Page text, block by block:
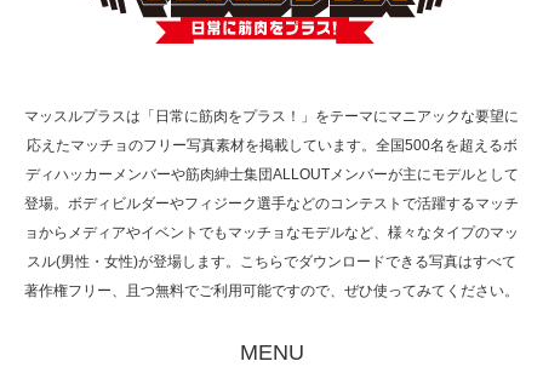
TOKYO FMラジオ番組「ONE MORNING」
で紹介さ…
た（6/8放送）
マッスルプラスは「日常に筋肉をプラス！」をテーマにマニアックな要望に
応えたマッチョのフリー写真素材を掲載しています。全国500名を超えるボ
ディハッカーメンバーや筋肉紳士集団ALLOUTメンバーが主にモデルとして
登場。ボディビルダーやフィジーク選手などのコンテストで活躍するマッチ
ョからメディアやイベントでもマッチョなモデルなど、様々なタイプのマッ
スル(男性・女性)が登場します。こちらでダウンロードできる写真はすべて
著作権フリー、且つ無料でご利用可能ですので、ぜひ使ってみてください。
MENU